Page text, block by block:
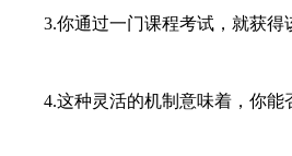
3.你通过一门课程考试，就获得
4.这种灵活的机制意味着，你能